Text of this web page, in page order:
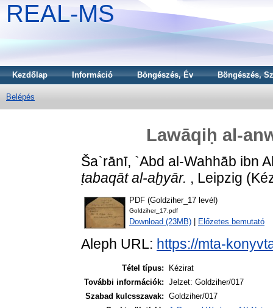
REAL-MS
Kezdőlap Információ Böngészés, Év Böngészés,
Belépés
Lawāqiḥ al-
Ša`rānī, `Abd al-Wahhāb ibn
ṭabaqāt al-aḫyār. , Leipzig
PDF (Goldziher_17 levél)
Goldziher_17.pdf
Download (23MB) Előzetes bemutató
Aleph URL: https://mta-
Tétel típus:
Kézirat
További információk: Jelzet: Goldziher/017
Szabad kulcsszavak: Goldziher/017